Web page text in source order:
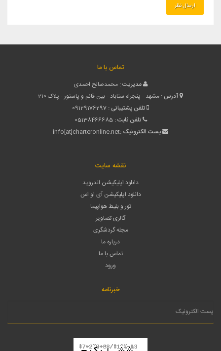
تماس با ما
مدیریت : محمدصالح احمدی
آدرس : مشهد - پنجراه سناباد - بین قائم و پاستور - پلاک 210
تلفن پشتیبانی : 09129176297
تلفن ثابت : 05138466685
پست الکترونیک :info[at]charteronline.net
نقشه سایت
دانلود اپلیکیشن اندروید
دانلود اپلیکیشن آی او اس
تور و بلیط هواپیما
گالری تصاویر
مجله گردشگری
درباره ما
تماس با ما
ورود
خبرنامه